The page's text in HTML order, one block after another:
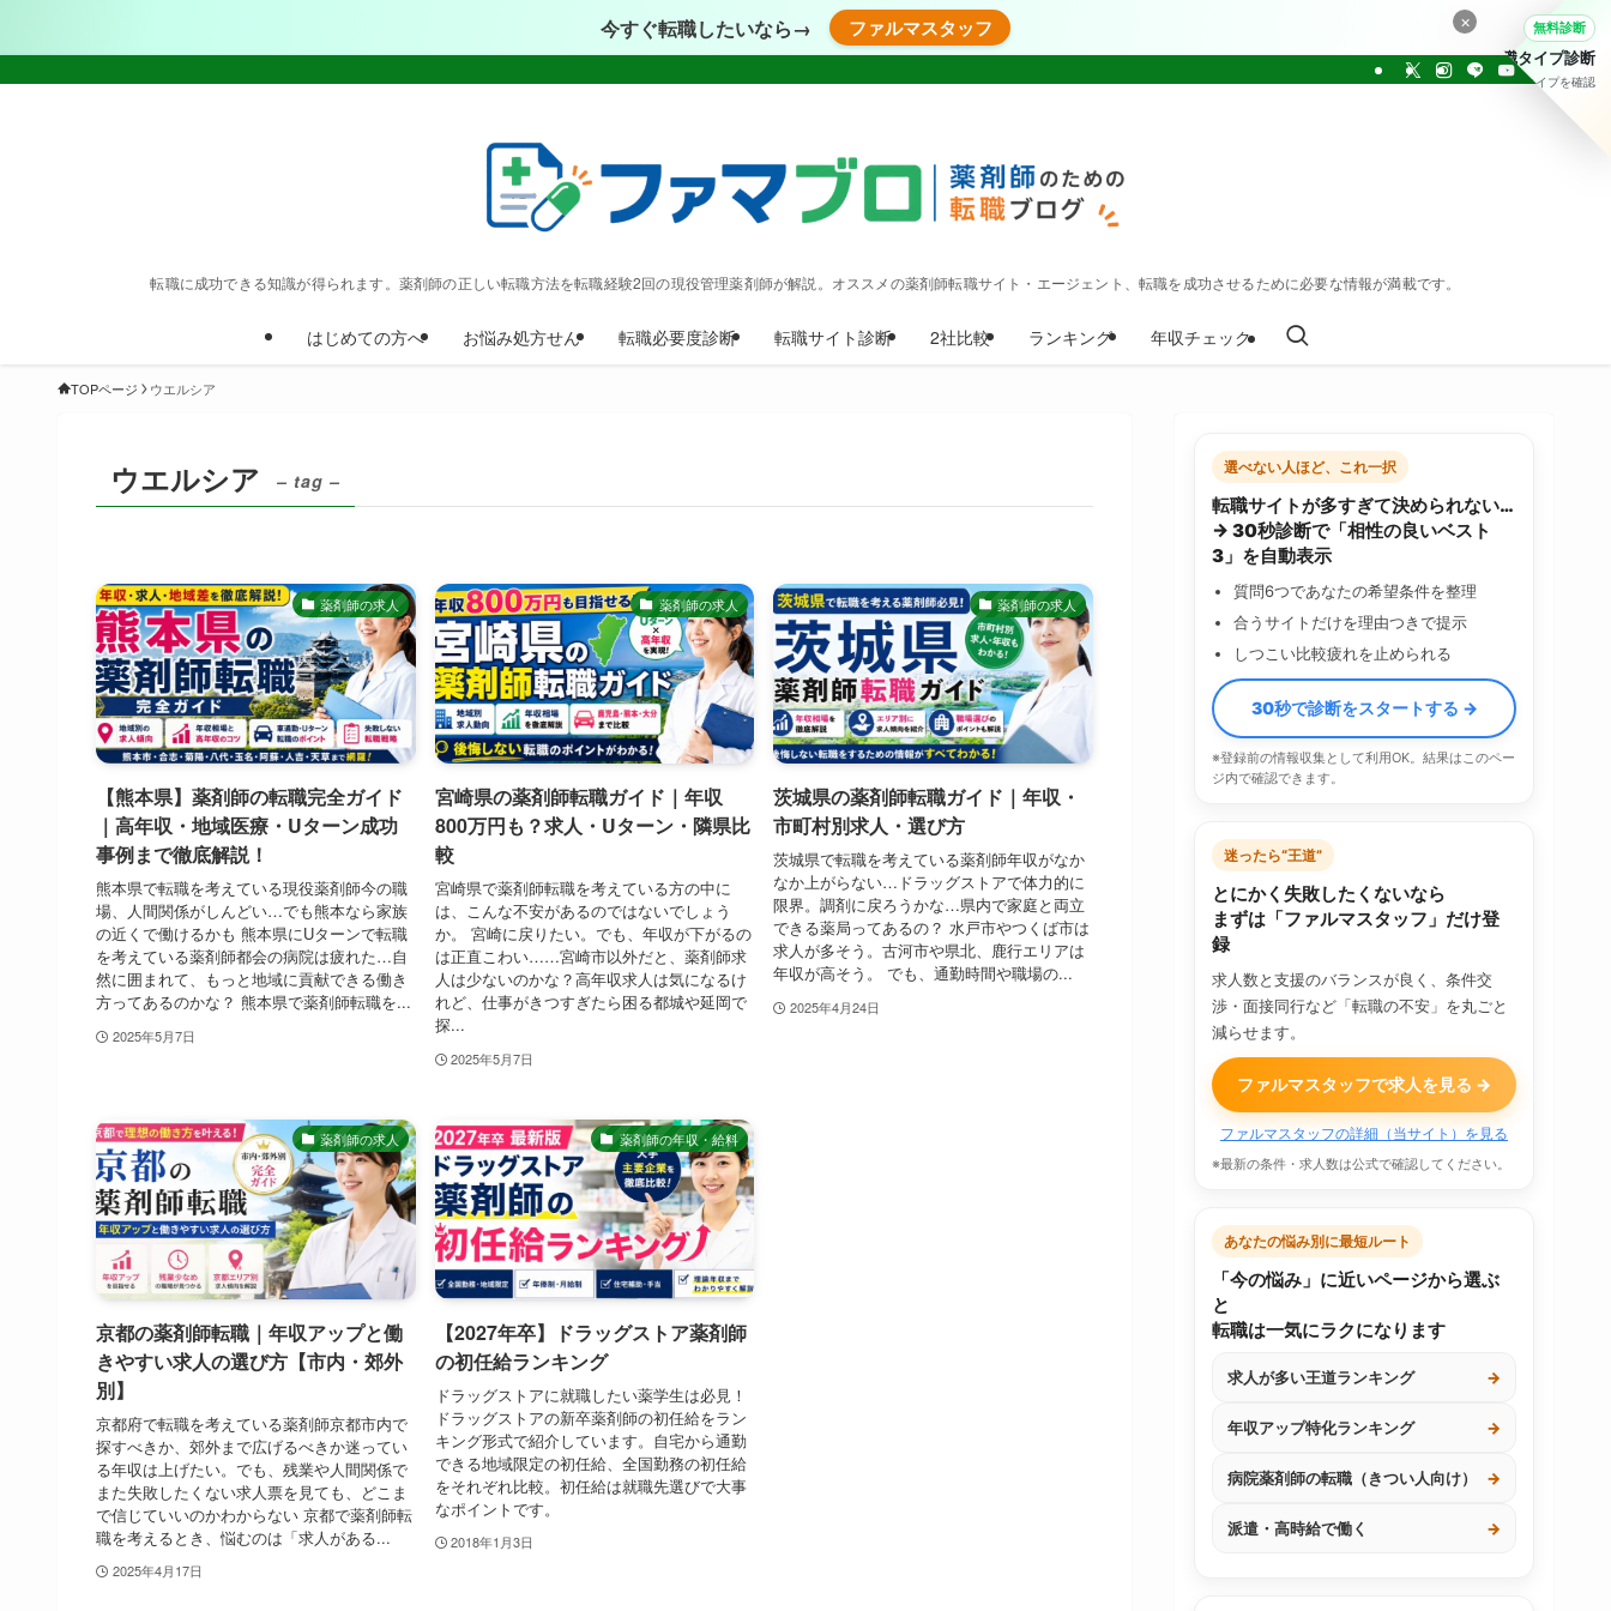
今すぐ転職したいなら→ ファルマスタッフ
転職に成功できる知識が得られます。薬剤師の正しい転職方法を転職経験2回の現役管理薬剤師が解説。オススメの薬剤師転職サイト・エージェント、転職を成功させるために必要な情報が満載です。
はじめての方へ お悩み処方せん 転職必要度診断 転職サイト診断 2社比較 ランキング 年収チェック
TOPページ ウエルシア
ウエルシア – tag –
薬剤師の求人
【熊本県】薬剤師の転職完全ガイド
｜高年収・地域医療・Uターン成功
事例まで徹底解説！
熊本県で転職を考えている現役薬剤師今の職
場、人間関係がしんどい…でも熊本なら家族
の近くで働けるかも 熊本県にUターンで転職
を考えている薬剤師都会の病院は疲れた…自
然に囲まれて、もっと地域に貢献できる働き
方ってあるのかな？ 熊本県で薬剤師転職を...
2025年5月7日
薬剤師の求人
宮崎県の薬剤師転職ガイド｜年収
800万円も？求人・Uターン・隣県比
較
宮崎県で薬剤師転職を考えている方の中に
は、こんな不安があるのではないでしょう
か。 宮崎に戻りたい。でも、年収が下がるの
は正直こわい……宮崎市以外だと、薬剤師求
人は少ないのかな？高年収求人は気になるけ
れど、仕事がきつすぎたら困る都城や延岡で
探...
2025年5月7日
薬剤師の求人
茨城県の薬剤師転職ガイド｜年収・
市町村別求人・選び方
茨城県で転職を考えている薬剤師年収がなか
なか上がらない…ドラッグストアで体力的に
限界。調剤に戻ろうかな…県内で家庭と両立
できる薬局ってあるの？ 水戸市やつくば市は
求人が多そう。古河市や県北、鹿行エリアは
年収が高そう。 でも、通勤時間や職場の...
2025年4月24日
薬剤師の求人
京都の薬剤師転職｜年収アップと働
きやすい求人の選び方【市内・郊外
別】
京都府で転職を考えている薬剤師京都市内で
探すべきか、郊外まで広げるべきか迷ってい
る年収は上げたい。でも、残業や人間関係で
また失敗したくない求人票を見ても、どこま
で信じていいのかわからない 京都で薬剤師転
職を考えるとき、悩むのは「求人がある...
2025年4月17日
薬剤師の年収・給料
【2027年卒】ドラッグストア薬剤師
の初任給ランキング
ドラッグストアに就職したい薬学生は必見！
ドラッグストアの新卒薬剤師の初任給をラン
キング形式で紹介しています。自宅から通勤
できる地域限定の初任給、全国勤務の初任給
をそれぞれ比較。初任給は就職先選びで大事
なポイントです。
2018年1月3日
選べない人ほど、これ一択
転職サイトが多すぎて決められない…
→ 30秒診断で「相性の良いベスト
3」を自動表示
質問6つであなたの希望条件を整理
合うサイトだけを理由つきで提示
しつこい比較疲れを止められる
30秒で診断をスタートする →
※登録前の情報収集として利用OK。結果はこのペー
ジ内で確認できます。
迷ったら“王道”
とにかく失敗したくないなら
まずは「ファルマスタッフ」だけ登
録
求人数と支援のバランスが良く、条件交
渉・面接同行など「転職の不安」を丸ごと
減らせます。
ファルマスタッフで求人を見る →
ファルマスタッフの詳細（当サイト）を見る
※最新の条件・求人数は公式で確認してください。
あなたの悩み別に最短ルート
「今の悩み」に近いページから選ぶ
と
転職は一気にラクになります
求人が多い王道ランキング →
年収アップ特化ランキング →
病院薬剤師の転職（きつい人向け） →
派遣・高時給で働く →
× 無料診断
転職タイプ診断
30問でタイプを確認